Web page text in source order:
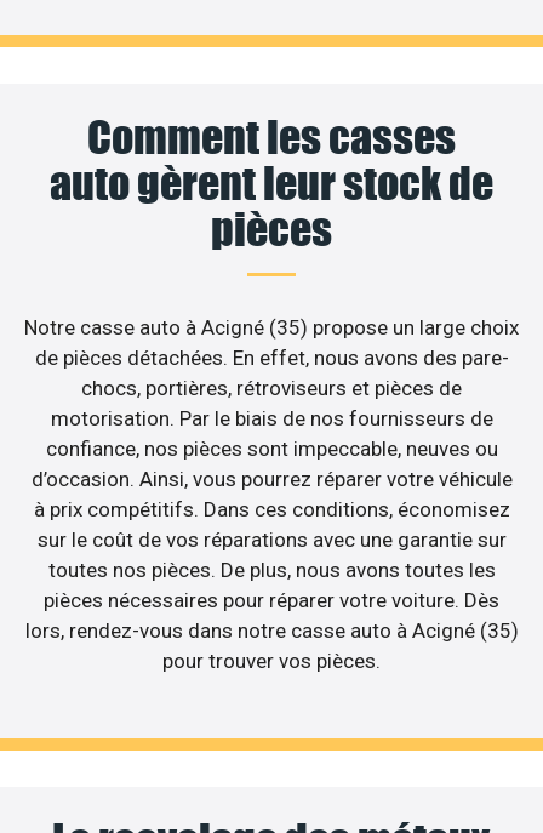
Comment les casses
auto gèrent leur stock de
pièces
Notre casse auto à Acigné (35) propose un large choix
de pièces détachées. En effet, nous avons des pare-
chocs, portières, rétroviseurs et pièces de
motorisation. Par le biais de nos fournisseurs de
confiance, nos pièces sont impeccable, neuves ou
d’occasion. Ainsi, vous pourrez réparer votre véhicule
à prix compétitifs. Dans ces conditions, économisez
sur le coût de vos réparations avec une garantie sur
toutes nos pièces. De plus, nous avons toutes les
pièces nécessaires pour réparer votre voiture. Dès
lors, rendez-vous dans notre casse auto à Acigné (35)
pour trouver vos pièces.